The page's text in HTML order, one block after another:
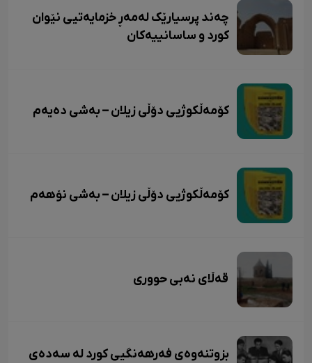
چەند پرسیارێک لەمەڕ خزمایەتیی نێوان
کورد و ساسانییەکان
کۆمەڵکوژیی دۆڵی زیلان – بەشی دەیەم
کۆمەڵکوژیی دۆڵی زیلان – بەشی نۆهەم
قەڵای نەبی حووری
بزوتنەوەی فەرهەنگیی کورد لە سەدەی